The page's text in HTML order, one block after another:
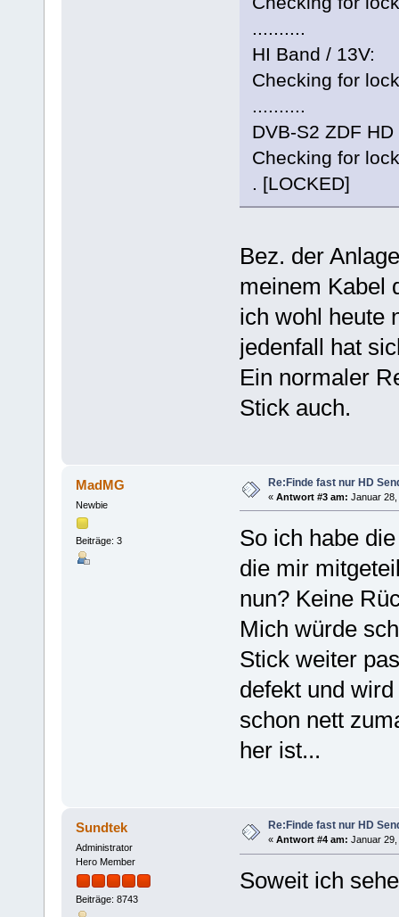
..........
HI Band / 13V:
Checking for
..........
DVB-S2 ZDF HD
Checking for
. [LOCKED]
Bez. der
meinem Kabel
ich wohl heute
jedenfall hat
Ein normaler
Stick auch.
MadMG
Newbie
Beiträge: 3
Re:Finde fast nur HD
« Antwort #3 am: Januar
So ich habe
die mir
nun? Keine
Mich würde
Stick weiter
defekt und
schon nett
her ist...
Sundtek
Administrator
Hero Member
Beiträge: 8743
Re:Finde fast nur HD
« Antwort #4 am: Januar 29,
Soweit ich